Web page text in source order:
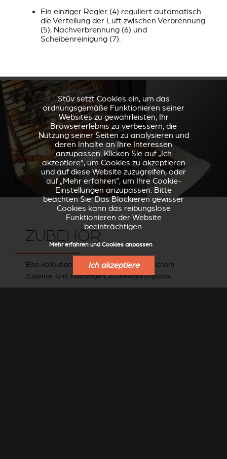
Ein einziger Regler (4) reguliert automatisch
die Verteilung der Luft zwischen Verbrennung
(5), Nachverbrennung (6) und
Scheibenreinigung (7).
ZUBEHÖR
Eine Kollektion mit praktischem und nützlichem
Zubehör: Grill, Holzwagen, Aufbewahrungsbox.
Stûv setzt Cookies ein, um das
ordnungsgemäße Funktionieren seiner
Websites zu gewährleisten, Ihr
Browsererlebnis zu verbessern, die
Nutzung seiner Seiten zu analysieren und
deren Inhalte an Ihre Interessen
anzupassen. Klicken Sie auf „Ich
akzeptiere“, um Cookies zu akzeptieren
und auf diese Website zuzugreifen, oder
auf „Mehr erfahren“, um Ihre Cookie-
Einstellungen anzupassen. Bitte
beachten Sie: Das Blockieren gewisser
Cookies kann das reibungslose
Funktionieren der Website
beeinträchtigen.
Mehr erfahren und Cookies anpassen
Ich akzeptiere